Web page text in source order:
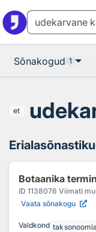
Sõnakogud 1
et
Botaanika
ID 1138076 Viimati
Vaata sõnakogu
Valdkond taksonoomia